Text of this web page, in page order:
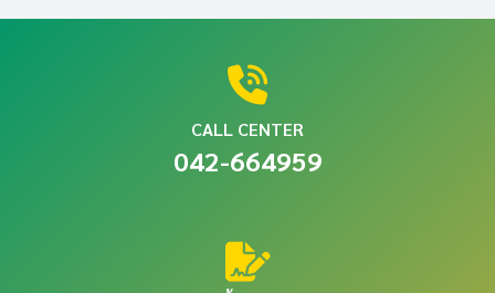
CALL CENTER
042-664959